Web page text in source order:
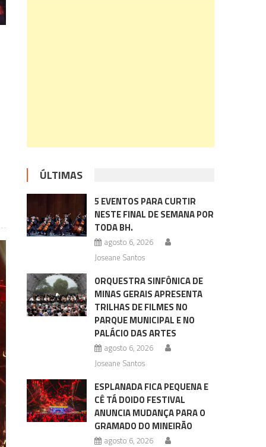
ÚLTIMAS
5 EVENTOS PARA CURTIR
NESTE FINAL DE SEMANA POR
TODA BH.
agosto 6, 2026
Joseane Santos
ORQUESTRA SINFÔNICA DE
MINAS GERAIS APRESENTA
TRILHAS DE FILMES NO
PARQUE MUNICIPAL E NO
PALÁCIO DAS ARTES
agosto 6, 2026
Joseane Santos
ESPLANADA FICA PEQUENA E
CÊ TÁ DOIDO FESTIVAL
ANUNCIA MUDANÇA PARA O
GRAMADO DO MINEIRÃO
agosto 6, 2026